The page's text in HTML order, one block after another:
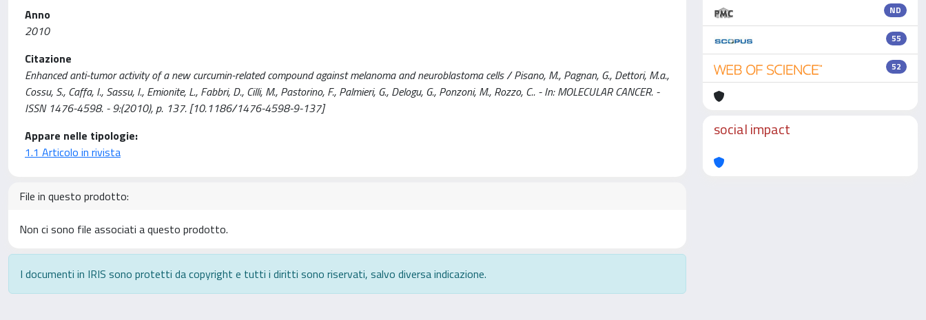
Anno
2010
Citazione
Enhanced anti-tumor activity of a new curcumin-related compound against melanoma and neuroblastoma cells / Pisano, M., Pagnan, G., Dettori, M.a.,
Cossu, S., Caffa, I., Sassu, I., Emionite, L., Fabbri, D., Cilli, M., Pastorino, F., Palmieri, G., Delogu, G., Ponzoni, M., Rozzo, C.. - In: MOLECULAR CANCER. -
ISSN 1476-4598. - 9:(2010), p. 137. [10.1186/1476-4598-9-137]
Appare nelle tipologie:
1.1 Articolo in rivista
File in questo prodotto:
Non ci sono file associati a questo prodotto.
I documenti in IRIS sono protetti da copyright e tutti i diritti sono riservati, salvo diversa indicazione.
ND
55
52
social impact